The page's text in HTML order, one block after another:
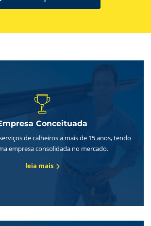
Conceituada
de calheiros a mais de 15 anos, tendo
empresa consolidada no mercado.
leia mais